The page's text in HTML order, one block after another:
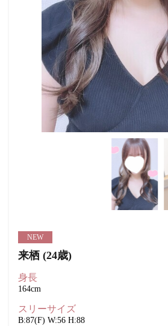
NEW
来栖 (24歳)
身長
164cm
スリーサイズ
B:87(F) W:56 H:88